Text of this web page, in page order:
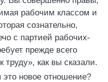
рабочим классом и
сознательно,
с партией рабочих-
прежде всего
труду», как вы сказали.
новое отношение?